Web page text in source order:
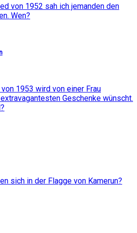
von 1952 sah ich jemanden den
Wen?
1953 wird von einer Frau
Geschenke wünscht.
sich in der Flagge von Kamerun?